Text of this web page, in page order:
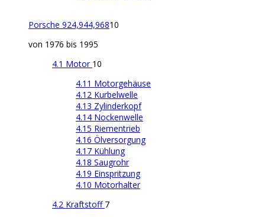
Porsche 924,944,96810
von 1976 bis 1995
4.1 Motor 10
4.11 Motorgehäuse
4.12 Kurbelwelle
4.13 Zylinderkopf
4.14 Nockenwelle
4.15 Riementrieb
4.16 Ölversorgung
4.17 Kühlung
4.18 Saugrohr
4.19 Einspritzung
4.10 Motorhalter
4.2 Kraftstoff 7